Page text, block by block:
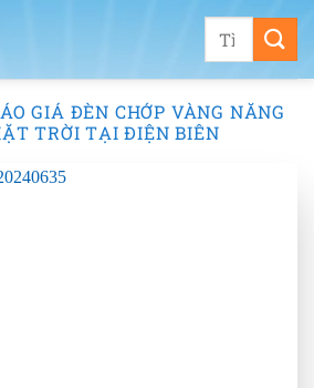
Tìm
GIÁ ĐÈN CHỚP VÀNG NĂNG
TRỜI TẠI ĐIỆN BIÊN